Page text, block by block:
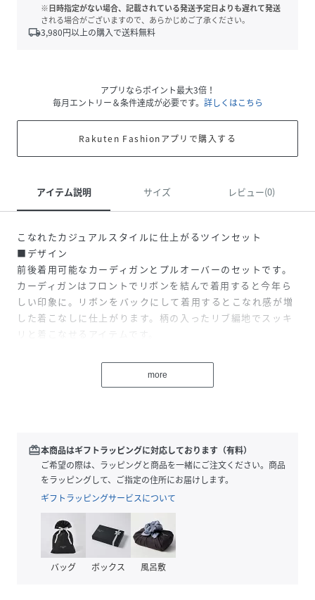
※日時指定がない場合、記載されている発送予定日よりも遅れて発送
される場合がございますので、あらかじめご了承ください。
local_shipping3,980円以上の購入で送料無料
アプリならポイント最大3倍！
毎月エントリー＆条件達成が必要です。 詳しくはこちら
Rakuten Fashionアプリで購入する
アイテム説明 サイズ レビュー(0)
こなれたカジュアルスタイルに仕上がるツインセット
■デザイン
前後着用可能なカーディガンとプルオーバーのセットです。
カーディガンはフロントでリボンを結んで着用すると今年ら
しい印象に。リボンをバックにして着用するとこなれ感が増
した着こなしに仕上がります。柄の入ったリブ編地でスッキ
リと着こなせるアイテムです。
細番手のレーヨンにナイロンをプレーティングした素材を使
こちらの商品はサイズバリエーションがございます。Rレギ
ュラーサイズ（KRWPCA0982） S小さいサイズ
（KRWQCA0982） L大きいサイズ（KRWKCA0982）
※商品画像はサンプルを使用しているため、色味やサイズ等
の仕様に変更がある場合がございますので、予めご了承くだ
さい。※屋外での撮影画像は、光の加減で色味が違って見え
る場合がございます。商品の色味はスタジオ撮影の画像をご
参照ください。
more
redeem本商品はギフトラッピングに対応しております（有料）
ご希望の際は、ラッピングと商品を一緒にご注文ください。商品
をラッピングして、ご指定の住所にお届けします。
ギフトラッピングサービスについて
バッグ ボックス 風呂敷